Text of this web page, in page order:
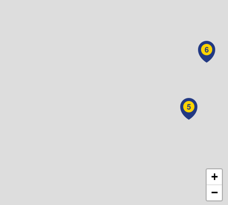
5
6
+
−